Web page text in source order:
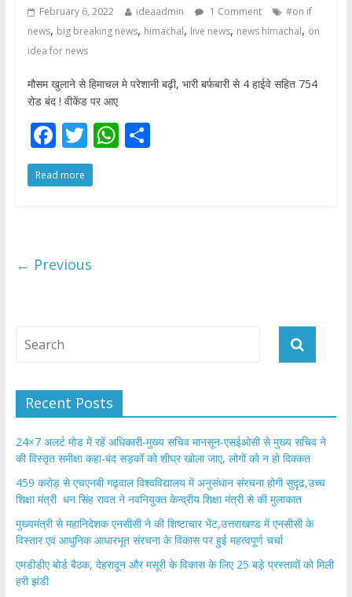
February 6, 2022 ideaadmin 1 Comment
#on if
news, big breaking news, himachal, live news, news himachal, on
idea for news
मौसम खुलाने से हिमाचल मे परेशानी बढ़ी, भारी बर्फबारी से 4 हाईवे सहित 754
रोड बंद ! वीकेंड पर आए
F
ac
e
o
T
w
itt
W S
Read more
← Previous
Recent Posts
24×7 अलर्ट मोड में रहें अधिकारी-मुख्य सचिव मानसून-एसईओसी से मुख्य सचिव ने
की विस्तृत समीक्षा कहा-बंद सड़कों को शीघ्र खोला जाए, लोगों को न हो दिक्कत
459 करोड़ से एचएनबी गढ़वाल विश्वविद्यालय में अनुसंधान संरचना होगी सुदृढ,उच्च
शिक्षा मंत्री धन सिंह रावत ने नवनियुक्त केन्द्रीय शिक्षा मंत्री से की मुलाकात
मुख्यमंत्री से महानिदेशक एनसीसी ने की शिष्टाचार भेंट,उत्तराखण्ड में एनसीसी के
विस्तार एवं आधुनिक आधारभूत संरचना के विकास पर हुई महत्वपूर्ण चर्चा
एमडीडीए बोर्ड बैठक, देहरादून और मसूरी के विकास के लिए 25 बड़े प्रस्तावों को मिली
हरी झंडी